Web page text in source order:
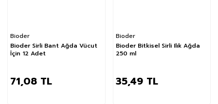
Bioder
Bioder Sirli Bant Ağda Vücut
İçin 12 Adet
71,08 TL
Bioder
Bioder Bitkisel Sirli Ilık Ağda
250 ml
35,49 TL